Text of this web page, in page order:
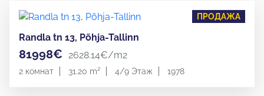
ПРОДАЖА
Randla tn 13, Põhja-Tallinn
81998€ 2628.14€/m2
2 комнат 31.20 m² 4/9 Этаж 1978